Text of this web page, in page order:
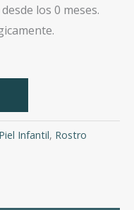
los 0 meses.
Piel Infantil, Rostro